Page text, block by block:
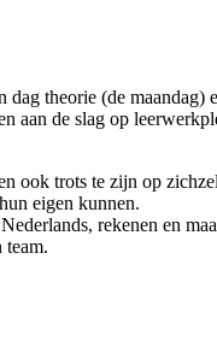
dag theorie (de maandag)
aan de slag op
ook trots te zijn op
eigen kunnen.
rekenen en
team.